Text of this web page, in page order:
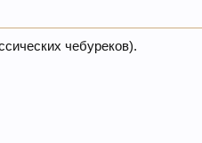
чебуреков).